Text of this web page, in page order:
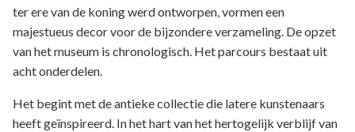
ter ere van de koning werd ontworpen, vormen een
majestueus decor voor de bijzondere verzameling. De opzet
van het museum is chronologisch. Het parcours bestaat uit
acht onderdelen.
Het begint met de antieke collectie die latere kunstenaars
heeft geïnspireerd. In het hart van het hertogelijk verblijf van